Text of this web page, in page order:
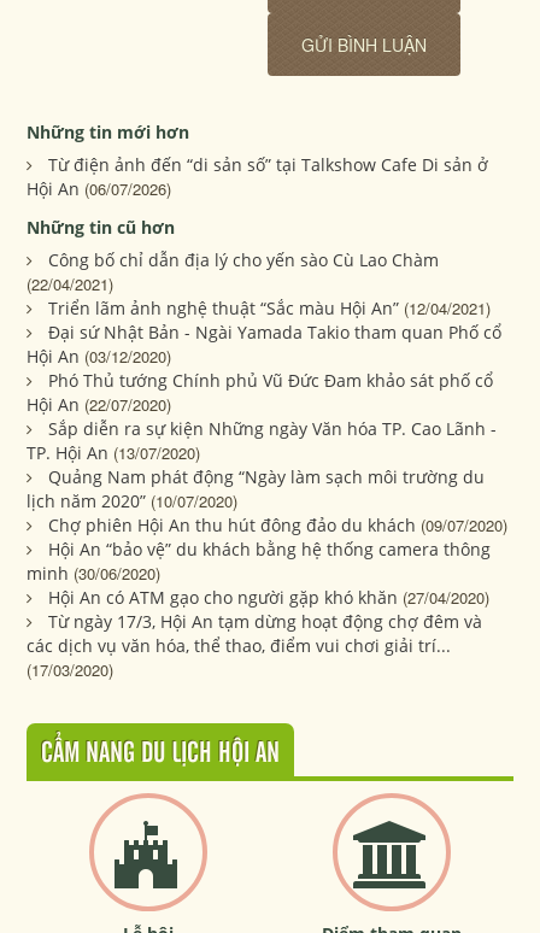
Những tin mới hơn
Từ điện ảnh đến “di sản số” tại Talkshow Cafe Di sản ở
Hội An (06/07/2026)
Những tin cũ hơn
Công bố chỉ dẫn địa lý cho yến sào Cù Lao Chàm
(22/04/2021)
Triển lãm ảnh nghệ thuật “Sắc màu Hội An” (12/04/2021)
Đại sứ Nhật Bản - Ngài Yamada Takio tham quan Phố cổ
Hội An (03/12/2020)
Phó Thủ tướng Chính phủ Vũ Đức Đam khảo sát phố cổ
Hội An (22/07/2020)
Sắp diễn ra sự kiện Những ngày Văn hóa TP. Cao Lãnh -
TP. Hội An (13/07/2020)
Quảng Nam phát động “Ngày làm sạch môi trường du
lịch năm 2020” (10/07/2020)
Chợ phiên Hội An thu hút đông đảo du khách (09/07/2020)
Hội An “bảo vệ” du khách bằng hệ thống camera thông
minh (30/06/2020)
Hội An có ATM gạo cho người gặp khó khăn (27/04/2020)
Từ ngày 17/3, Hội An tạm dừng hoạt động chợ đêm và
các dịch vụ văn hóa, thể thao, điểm vui chơi giải trí...
(17/03/2020)
CẨM NANG DU LỊCH HỘI AN